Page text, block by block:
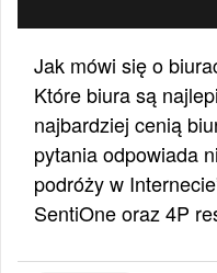
Jak mówi się o
Które biura są
najbardziej cenią
pytania odpowiada
podróży w
SentiOne oraz 4P